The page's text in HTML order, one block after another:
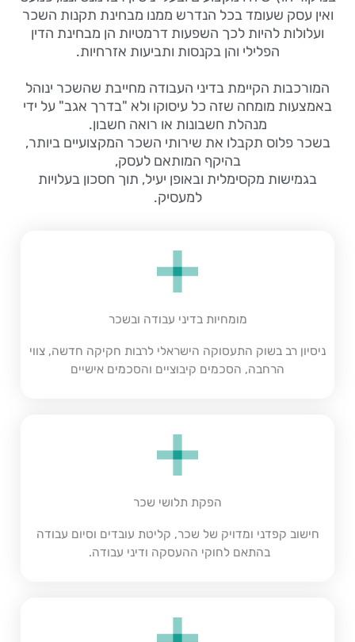
ואין עסק שעומד בכל הנדרש ממנו מבחינת תקנות השכר
ועלולות להיות לכך השפעות דרמטיות הן מבחינת הדין
הפלילי והן בקנסות ותביעות אזרחיות.
המורכבות הקיימת בדיני העבודה מחייבת שהשכר ינוהל
באמצעות מומחה שזה כל עיסוקו ולא "בדרך אגב" על ידי
מנהלת חשבונות או רואה חשבון.
בשכר פלוס תקבלו את שירותי השכר המקצועיים ביותר,
בהיקף המותאם לעסק,
בגמישות מקסימלית ובאופן יעיל, תוך חסכון בעלויות
למעסיק.
מומחיות בדיני עבודה ובשכר
ניסיון רב בשוק התעסוקה הישראלי לרבות חקיקה חדשה, צווי
הרחבה, הסכמים קיבוציים והסכמים אישיים
הפקת תלושי שכר
חישוב קפדני ומדויק של שכר, קליטת עובדים וסיום עבודה
בהתאם לחוקי ההעסקה ודיני עבודה.